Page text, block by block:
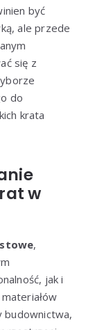
być
ale przede
się z
do
krata
w
,
jak i
budownictwa,